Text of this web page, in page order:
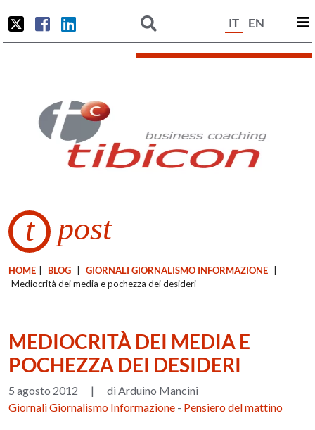
IT EN
t post
HOME BLOG GIORNALI GIORNALISMO INFORMAZIONE
Mediocrità dei media e pochezza dei desideri
MEDIOCRITÀ DEI MEDIA E
POCHEZZA DEI DESIDERI
5 agosto 2012 |
di Arduino Mancini
Giornali Giornalismo Informazione - Pensiero del mattino